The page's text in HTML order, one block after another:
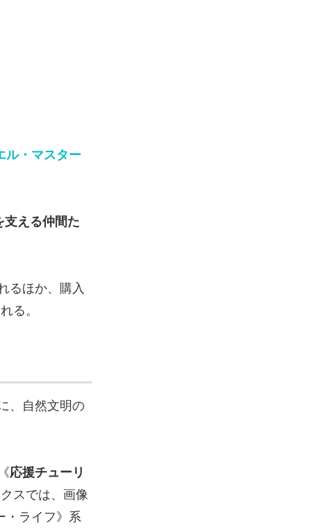
ル・マスター
える仲間た
るほか、購入
る。
、自然文明の
応援チューリ
スでは、画像
・ライフ》系